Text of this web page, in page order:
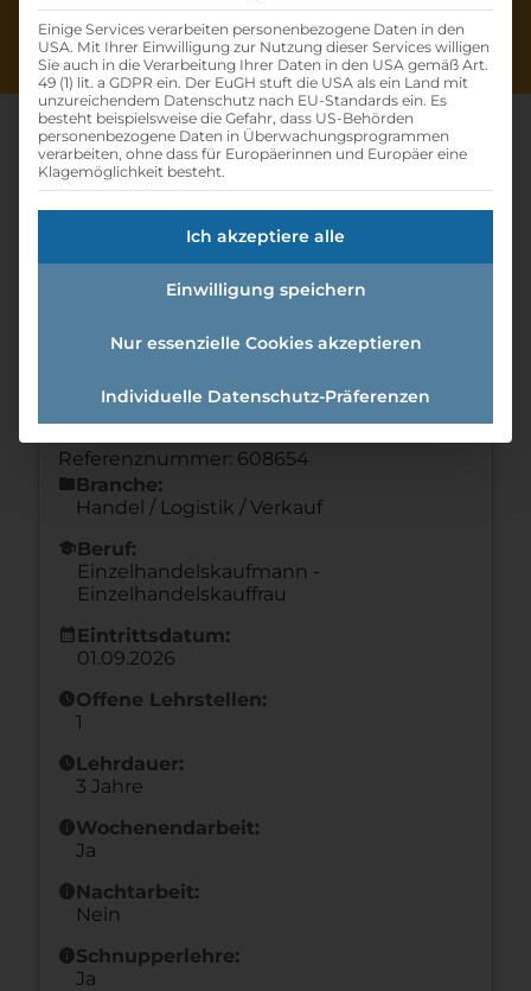
Lehrling Im Einzelhandel (w
/m /d)
Offene Lehrstellen»Lehrling im
Details zur Lehrstelle
Referenznummer: 608654
folderBranche:
Handel / Logistik / Verkauf
schoolBeruf:
Einzelhandelskaufmann -
Einzelhandelskauffrau
calendar_month Eintrittsdatum:
01.09.2026
scheduleOffene Lehrstellen:
1
scheduleLehrdauer:
3 Jahre
infoWochenendarbeit:
Ja
infoNachtarbeit:
Nein
infoSchnupperlehre:
Ja
Einige Services verarbeiten personenbezogene Daten in den
USA. Mit Ihrer Einwilligung zur Nutzung dieser Services willigen
Sie auch in die Verarbeitung Ihrer Daten in den USA gemäß Art.
49 (1) lit. a GDPR ein. Der EuGH stuft die USA als ein Land mit
unzureichendem Datenschutz nach EU-Standards ein. Es
besteht beispielsweise die Gefahr, dass US-Behörden
personenbezogene Daten in Überwachungsprogrammen
verarbeiten, ohne dass für Europäerinnen und Europäer eine
Klagemöglichkeit besteht.
Ich akzeptiere alle
Einwilligung speichern
Nur essenzielle Cookies akzeptieren
Individuelle Datenschutz-Präferenzen